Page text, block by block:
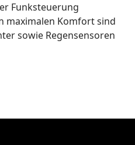
Funksteuerung
maximalen Komfort sind
sowie Regensensoren